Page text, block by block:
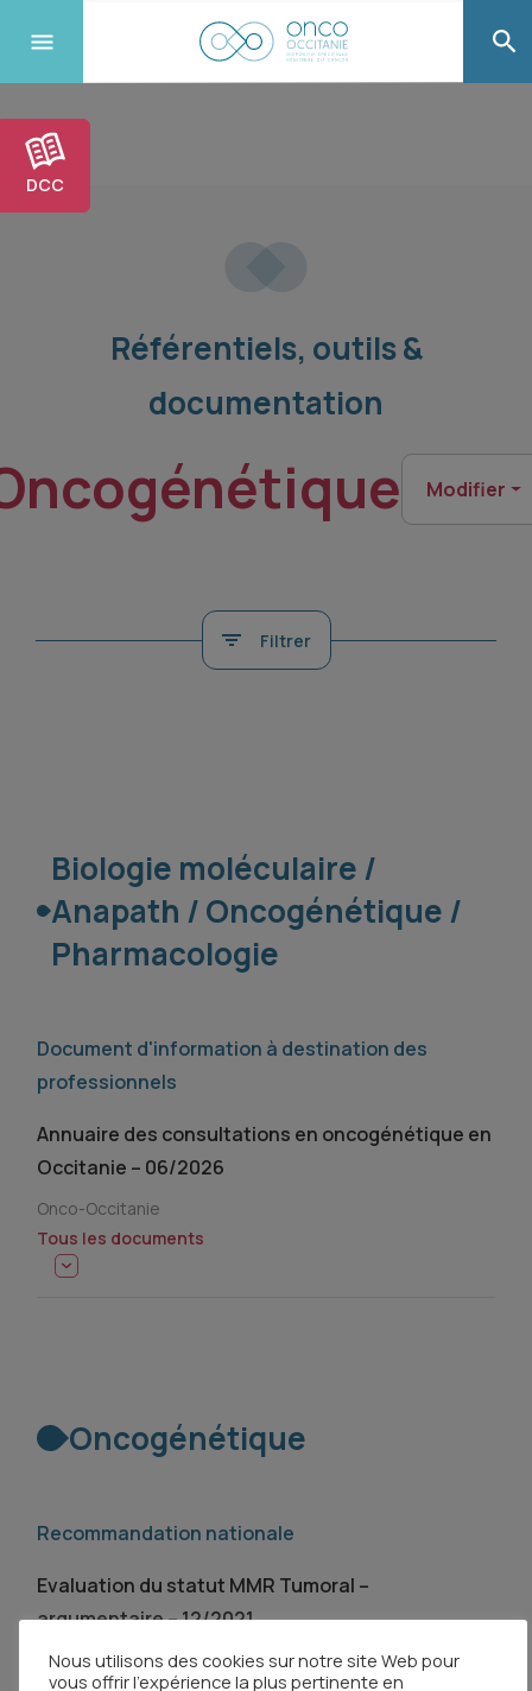
DCC
Référentiels, outils &
documentation
Modifier
Filtrer
Biologie moléculaire /
Anapath / Oncogénétique /
Pharmacologie
Document d'information à destination des
professionnels
Annuaire des consultations en oncogénétique en
Occitanie – 06/2026
Onco-Occitanie
Tous les documents
Oncogénétique
Recommandation nationale
Evaluation du statut MMR Tumoral –
argumentaire – 12/2021
Institut National du Cancer (INCa)
Nous utilisons des cookies sur notre site Web pour
vous offrir l'expérience la plus pertinente en